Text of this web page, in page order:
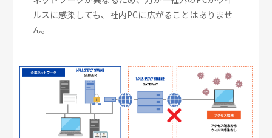
ルスに感染しても、社内PCに広がることはありませ
ん。